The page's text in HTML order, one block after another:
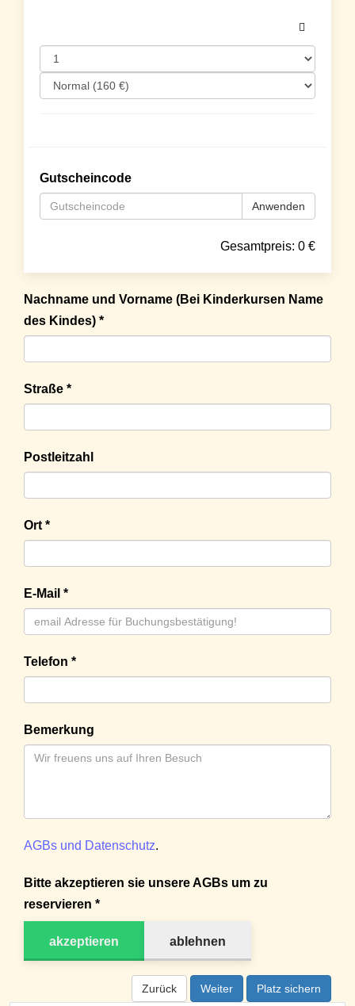
Gutscheincode
Anwenden
Gesamtpreis: 0 €
Nachname und Vorname (Bei Kinderkursen Name
des Kindes) *
Straße *
Postleitzahl
Ort *
E-Mail *
Telefon *
Bemerkung
AGBs und Datenschutz.
Bitte akzeptieren sie unsere AGBs um zu
reservieren *
akzeptieren ablehnen
Zurück Weiter Platz sichern